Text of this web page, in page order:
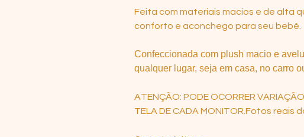
Feita com materiais macios e de alta
conforto e aconchego para seu bebê.
Confeccionada com plush macio e
qualquer lugar, seja em casa, no carro
ATENÇÃO: PODE OCORRER
TELA DE CADA MONITOR.Fotos reais